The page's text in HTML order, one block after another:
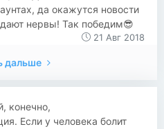
да окажутся новости
нервы! Так победим😎
21 Авг 2018
дальше
конечно,
Если у человека болит